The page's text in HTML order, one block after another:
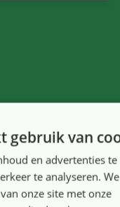
gebruik van
en advertenties te
te analyseren.
onze site met onze